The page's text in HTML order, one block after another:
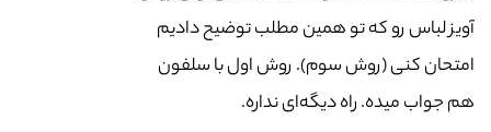
آویز لباس رو که تو همین مطلب توضیح دادیم
امتحان کنی (روش سوم). روش اول با سلفون
هم جواب میده. راه دیگه‌ای نداره.